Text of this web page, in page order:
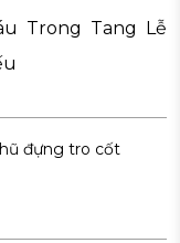
Trong Tang Lễ
hũ đựng tro cốt